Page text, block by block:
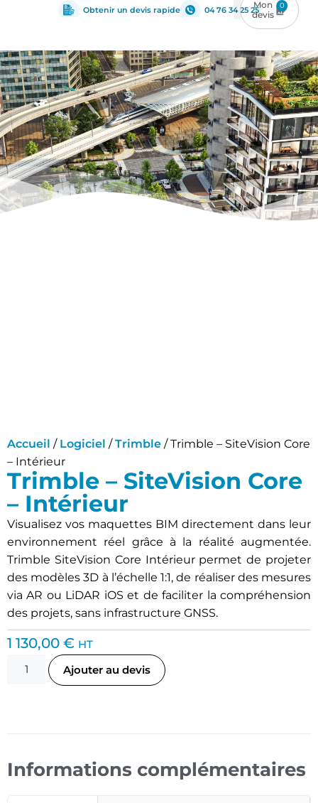
Obtenir un devis rapide 04 76 34 25 25 0
Accueil / Logiciel /Trimble / Trimble – SiteVision Core
– Intérieur
Trimble – SiteVision Core
– Intérieur
Visualisez vos maquettes BIM directement dans leur
environnement réel grâce à la réalité augmentée.
Trimble SiteVision Core Intérieur permet de projeter
des modèles 3D à l’échelle 1:1, de réaliser des mesures
via AR ou LiDAR iOS et de faciliter la compréhension
des projets, sans infrastructure GNSS.
1 130,00 € HT
Ajouter au devis
Informations complémentaires